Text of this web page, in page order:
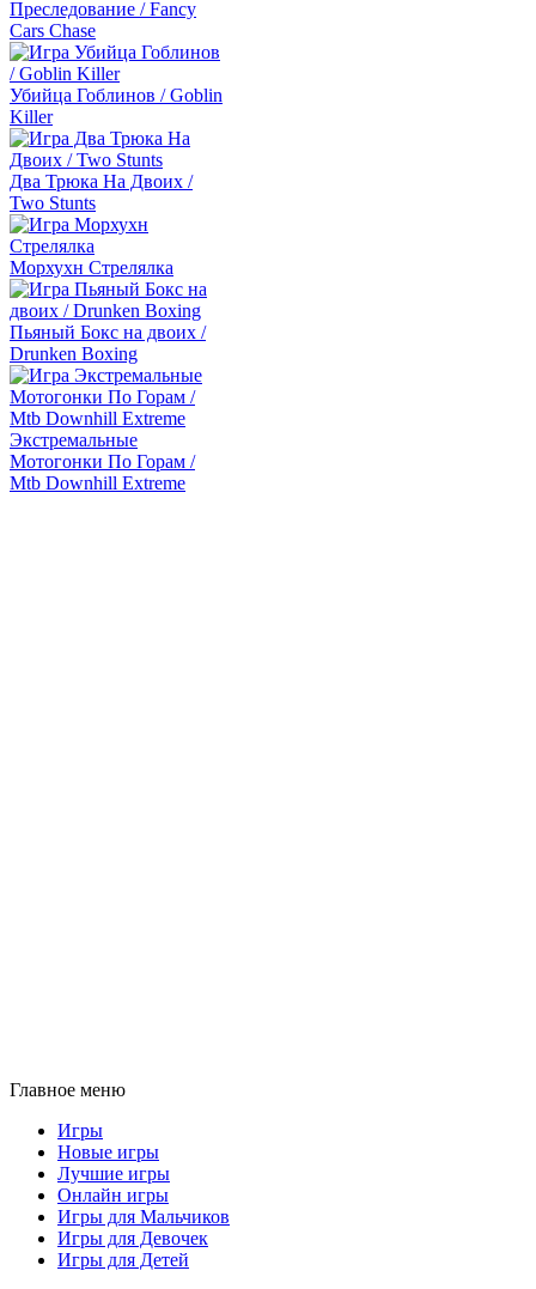
Преследование / Fancy
Cars Chase
Убийца Гоблинов / Goblin
Killer
Два Трюка На Двоих /
Two Stunts
Морхухн Стрелялка
Пьяный Бокс на двоих /
Drunken Boxing
Экстремальные
Мотогонки По Горам /
Mtb Downhill Extreme
Главное меню
Игры
Новые игры
Лучшие игры
Онлайн игры
Игры для Мальчиков
Игры для Девочек
Игры для Детей